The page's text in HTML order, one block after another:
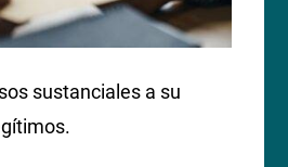
sustanciales a su